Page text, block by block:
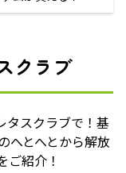
クラブ
タスクラブで！基
へとへとから解放
ご紹介！